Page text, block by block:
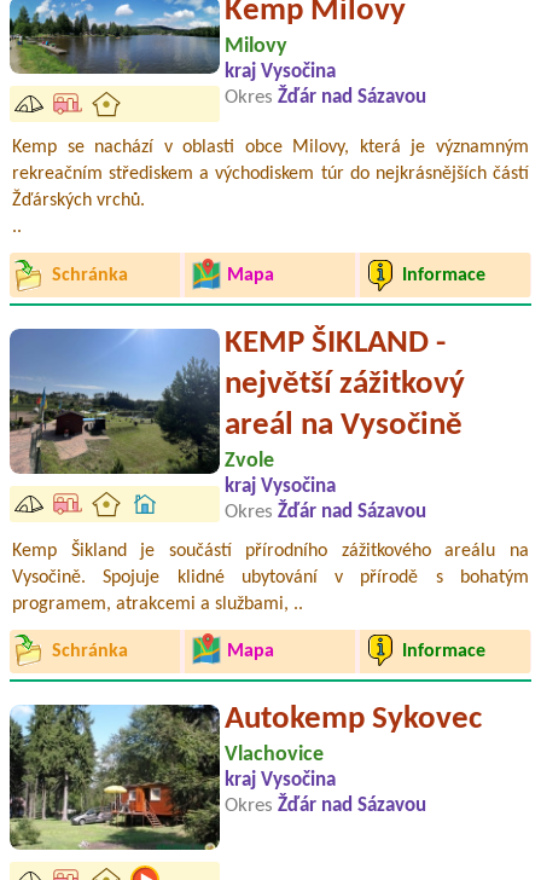
Kemp Milovy
Milovy
kraj Vysočina
Okres Žďár nad Sázavou
Kemp se nachází v oblasti obce Milovy, která je významným
rekreačním střediskem a východiskem túr do nejkrásnějších částí
Žďárských vrchů.
..
Schránka Mapa Informace
KEMP ŠIKLAND -
největší zážitkový
areál na Vysočině
Zvole
kraj Vysočina
Okres Žďár nad Sázavou
Kemp Šikland je součástí přírodního zážitkového areálu na
Vysočině. Spojuje klidné ubytování v přírodě s bohatým
programem, atrakcemi a službami, ..
Schránka Mapa Informace
Autokemp Sykovec
Vlachovice
kraj Vysočina
Okres Žďár nad Sázavou